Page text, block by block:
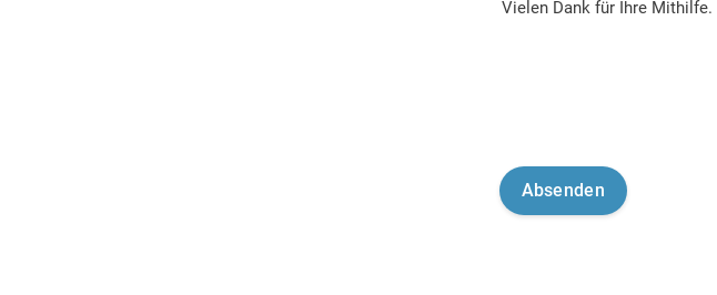
Vielen Dank für Ihre Mithilfe.